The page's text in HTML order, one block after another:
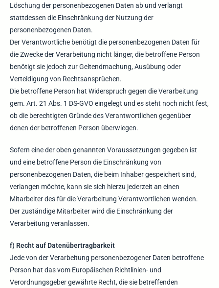
Löschung der personenbezogenen Daten ab und verlangt
stattdessen die Einschränkung der Nutzung der
personenbezogenen Daten.
Der Verantwortliche benötigt die personenbezogenen Daten für
die Zwecke der Verarbeitung nicht länger, die betroffene Person
benötigt sie jedoch zur Geltendmachung, Ausübung oder
Verteidigung von Rechtsansprüchen.
Die betroffene Person hat Widerspruch gegen die Verarbeitung
gem. Art. 21 Abs. 1 DS-GVO eingelegt und es steht noch nicht fest,
ob die berechtigten Gründe des Verantwortlichen gegenüber
denen der betroffenen Person überwiegen.
Sofern eine der oben genannten Voraussetzungen gegeben ist
und eine betroffene Person die Einschränkung von
personenbezogenen Daten, die beim Inhaber gespeichert sind,
verlangen möchte, kann sie sich hierzu jederzeit an einen
Mitarbeiter des für die Verarbeitung Verantwortlichen wenden.
Der zuständige Mitarbeiter wird die Einschränkung der
Verarbeitung veranlassen.
f) Recht auf Datenübertragbarkeit
Jede von der Verarbeitung personenbezogener Daten betroffene
Person hat das vom Europäischen Richtlinien- und
Verordnungsgeber gewährte Recht, die sie betreffenden